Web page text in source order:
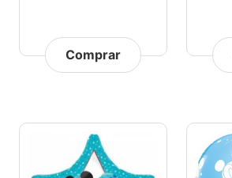
Comprar